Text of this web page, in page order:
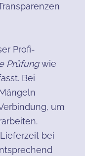
Profi-
Prüfungwie
Bei
um
bei